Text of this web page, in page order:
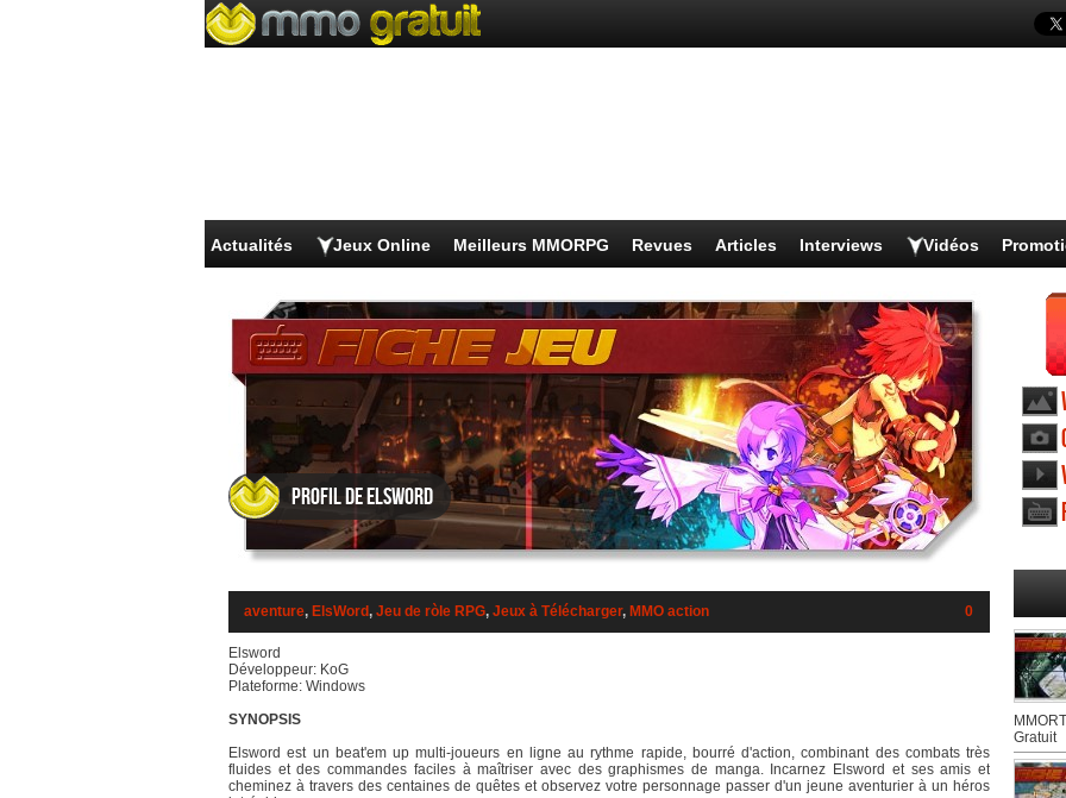
Actualités Jeux Online Meilleurs MMORPG Revues Articles Interviews Vidéos
Profil de Elsword
aventure, ElsWord, Jeu de ròle RPG, Jeux à Télécharger, MMO action 0
Elsword
Développeur: KoG
Plateforme: Windows
SYNOPSIS
Elsword est un beat'em up multi-joueurs en ligne au rythme rapide, bourré d'action, combinant des combats très
fluides et des commandes faciles à maîtriser avec des graphismes de manga. Incarnez Elsword et ses amis et
cheminez à travers des centaines de quêtes et observez votre personnage passer d'un jeune aventurier à un héros
Gratuit